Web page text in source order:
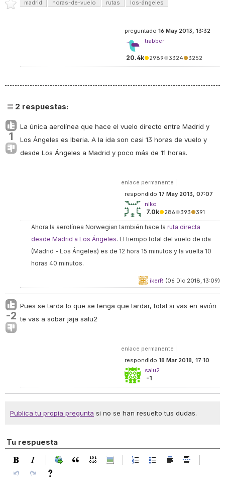
madrid horas-de-vuelo rutas los-ángeles
preguntado 16 May 2013, 13:32
trabber
20.4k●2989●3324●3252
2 respuestas:
1
La única aerolínea que hace el vuelo directo entre Madrid y
Los Ángeles es Iberia. A la ida son casi 13 horas de vuelo y
desde Los Ángeles a Madrid y poco más de 11 horas.
enlace permanente
respondido 17 May 2013, 07:07
niko
7.0k●286●393●391
Ahora la aerolínea Norwegian también hace la ruta directa
desde Madrid a Los Ángeles. El tiempo total del vuelo de ida
(Madrid - Los Ángeles) es de 12 hora 15 minutos y la vuelta 10
horas 40 minutos.
(06 Dic 2018, 13:09)
ikerR
-2
Pues se tarda lo que se tenga que tardar, total si vas en avión
te vas a sobar jaja salu2
enlace permanente
respondido 18 Mar 2018, 17:10
salu2
-1
Publica tu propia pregunta si no se han resuelto tus dudas.
Tu respuesta